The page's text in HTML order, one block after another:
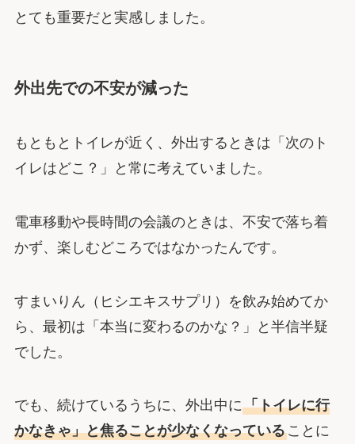
とても重要だと実感しました。
外出先での不安が減った
もともとトイレが近く、外出するときは「次のト
イレはどこ？」と常に考えていました。
電車移動や長時間の会議のときは、不安で落ち着
かず、楽しむどころではなかったんです。
すまいりん（ヒシエキスサプリ）を飲み始めてか
ら、最初は「本当に変わるのかな？」と半信半疑
でした。
でも、続けているうちに、外出中に「トイレに行
かなきゃ」と焦ることが少なくなっていることに